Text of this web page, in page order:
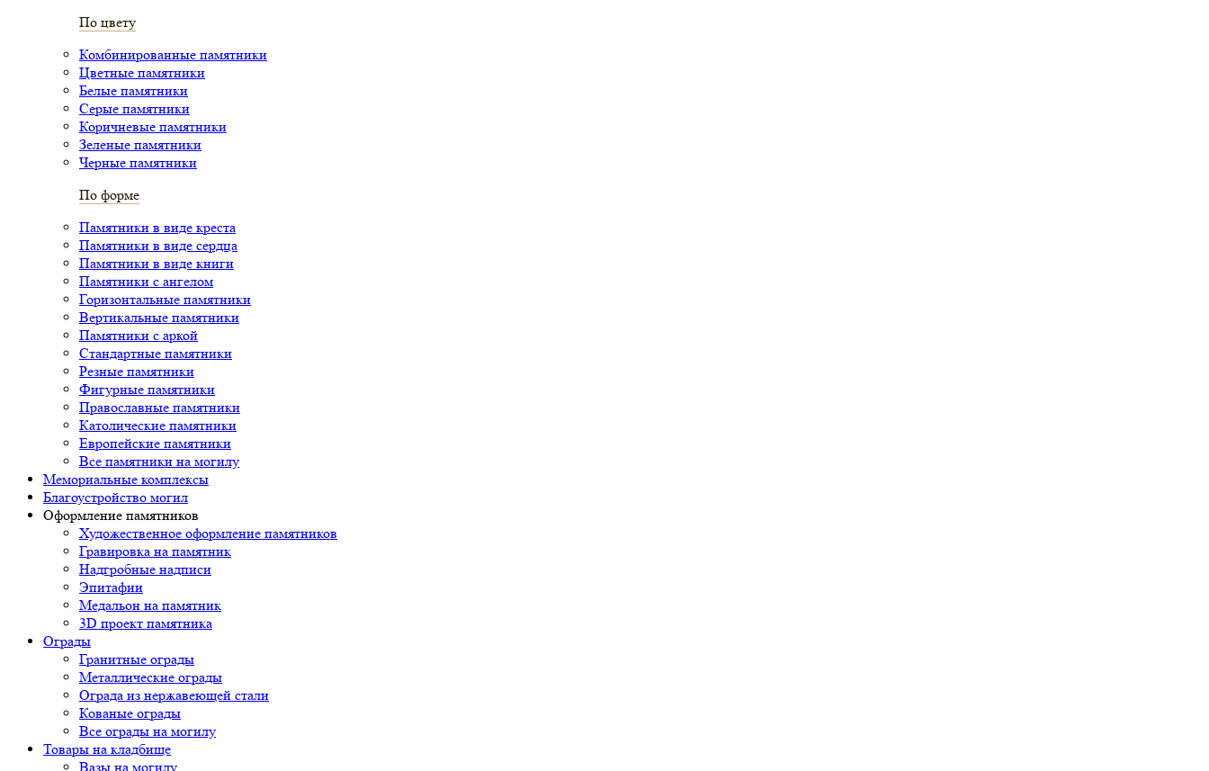
По цвету
Комбинированные памятники
Цветные памятники
Белые памятники
Серые памятники
Коричневые памятники
Зеленые памятники
Черные памятники
По форме
Памятники в виде креста
Памятники в виде сердца
Памятники в виде книги
Памятники с ангелом
Горизонтальные памятники
Вертикальные памятники
Памятники с аркой
Стандартные памятники
Резные памятники
Фигурные памятники
Православные памятники
Католические памятники
Европейские памятники
Все памятники на могилу
Мемориальные комплексы
Благоустройство могил
Оформление памятников
Художественное оформление памятников
Гравировка на памятник
Надгробные надписи
Эпитафии
Медальон на памятник
3D проект памятника
Ограды
Гранитные ограды
Металлические ограды
Ограда из нержавеющей стали
Кованые ограды
Все ограды на могилу
Товары на кладбище
Вазы на могилу